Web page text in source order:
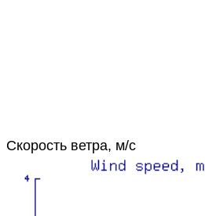
Скорость ветра, м/с